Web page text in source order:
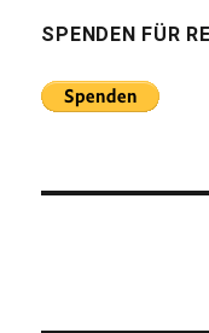
SPENDEN FÜR